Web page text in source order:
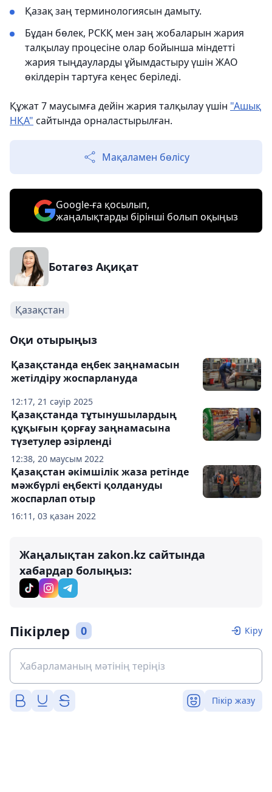
Қазақ заң терминологиясын дамыту.
Бұдан бөлек, РСКҚ мен заң жобаларын жария
талқылау процесіне олар бойынша міндетті
жария тыңдауларды ұйымдастыру үшін ЖАО
өкілдерін тартуға кеңес беріледі.
Құжат 7 маусымға дейін жария талқылау үшін "Ашық
НҚА" сайтында орналастырылған.
Мақаламен бөлісу
Google-ға қосылып,
жаңалықтарды бірінші болып оқыңыз
Ботагөз Ақиқат
Қазақстан
Оқи отырыңыз
12:17, 21 сәуір 2025
Қазақстанда еңбек заңнамасын
жетілдіру жоспарлануда
12:38, 20 маусым 2022
Қазақстанда тұтынушылардың
құқығын қорғау заңнамасына
түзетулер әзірленді
16:11, 03 қазан 2022
Қазақстан әкімшілік жаза ретінде
мәжбүрлі еңбекті қолдануды
жоспарлап отыр
Жаңалықтан zakon.kz сайтында
хабардар болыңыз:
Пікірлер 0 Кіру
Пікір жазу